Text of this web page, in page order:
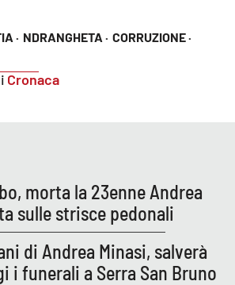
· NDRANGHETA · CORRUZIONE ·
Cronaca
morta la 23enne Andrea
sulle strisce pedonali
di Andrea Minasi, salverà
i funerali a Serra San Bruno